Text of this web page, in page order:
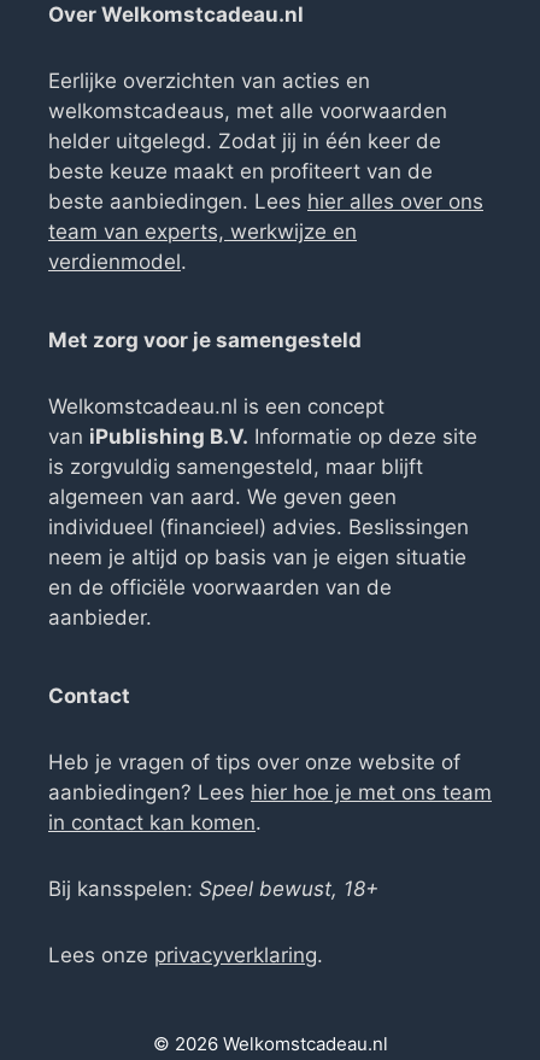
Over Welkomstcadeau.nl
Eerlijke overzichten van acties en
welkomstcadeaus, met alle voorwaarden
helder uitgelegd. Zodat jij in één keer de
beste keuze maakt en profiteert van de
beste aanbiedingen. Lees hier alles over ons
team van experts, werkwijze en
verdienmodel.
Met zorg voor je samengesteld
Welkomstcadeau.nl is een concept
van iPublishing B.V. Informatie op deze site
is zorgvuldig samengesteld, maar blijft
algemeen van aard. We geven geen
individueel (financieel) advies. Beslissingen
neem je altijd op basis van je eigen situatie
en de officiële voorwaarden van de
aanbieder.
Contact
Heb je vragen of tips over onze website of
aanbiedingen? Lees hier hoe je met ons team
in contact kan komen.
Bij kansspelen: Speel bewust, 18+
Lees onze privacyverklaring.
© 2026 Welkomstcadeau.nl